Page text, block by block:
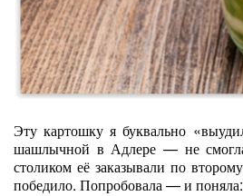
Эту картошку я буквально
шашлычной в Адлере — не
столиком её заказывали по второму
победило. Попробовала— и поняла: